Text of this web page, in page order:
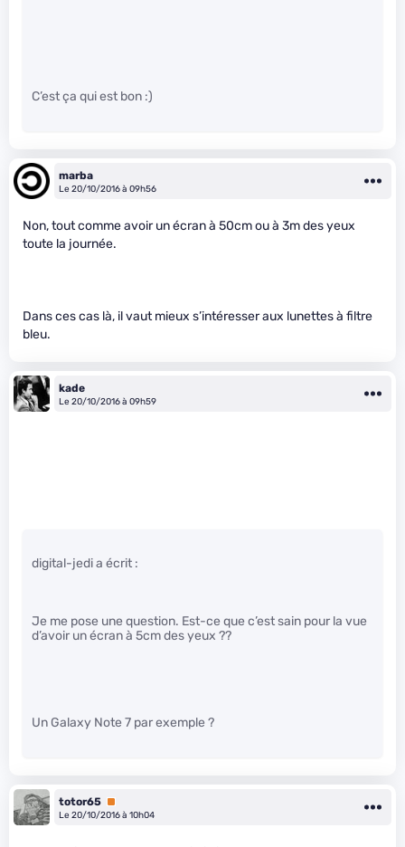
C’est ça qui est bon :)
marba
Le 20/10/2016 à 09h56
Non, tout comme avoir un écran à 50cm ou à 3m des yeux
toute la journée.
Dans ces cas là, il vaut mieux s’intéresser aux lunettes à filtre
bleu.
kade
Le 20/10/2016 à 09h59
digital-jedi a écrit :
Je me pose une question. Est-ce que c’est sain pour la vue
d’avoir un écran à 5cm des yeux ??
Un Galaxy Note 7 par exemple ?
totor65 Premium
Le 20/10/2016 à 10h04